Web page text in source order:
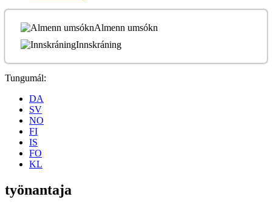
Almenn umsókn
Innskráning
Tungumál:
DA
SV
NO
FI
IS
FO
KL
työnantaja